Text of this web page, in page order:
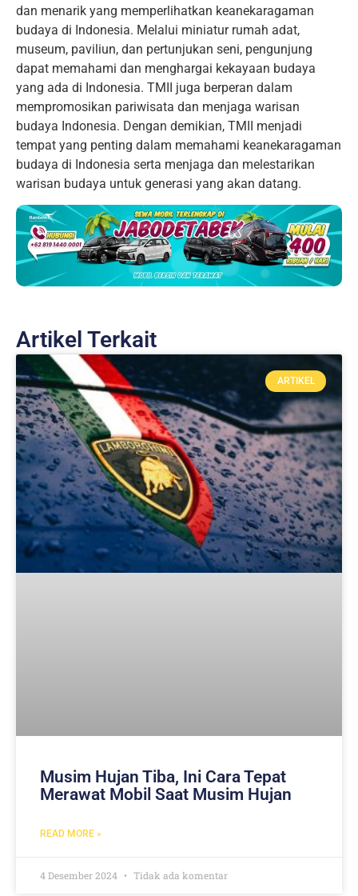
dan menarik yang memperlihatkan keanekaragaman
budaya di Indonesia. Melalui miniatur rumah adat,
museum, paviliun, dan pertunjukan seni, pengunjung
dapat memahami dan menghargai kekayaan budaya
yang ada di Indonesia. TMII juga berperan dalam
mempromosikan pariwisata dan menjaga warisan
budaya Indonesia. Dengan demikian, TMII menjadi
tempat yang penting dalam memahami keanekaragaman
budaya di Indonesia serta menjaga dan melestarikan
warisan budaya untuk generasi yang akan datang.
Artikel Terkait
ARTIKEL
Musim Hujan Tiba, Ini Cara Tepat
Merawat Mobil Saat Musim Hujan
READ MORE »
4 Desember 2024 Tidak ada komentar